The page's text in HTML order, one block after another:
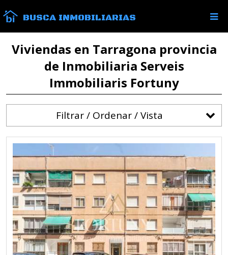
BUSCA INMOBILIARIAS
Viviendas en Tarragona provincia
de Inmobiliaria Serveis
Immobiliaris Fortuny
Filtrar / Ordenar / Vista